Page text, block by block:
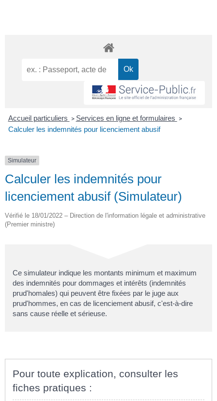
Accueil particuliers > Services en ligne et formulaires >
Calculer les indemnités pour licenciement abusif
Simulateur
Calculer les indemnités pour
licenciement abusif (Simulateur)
Vérifié le 18/01/2022 – Direction de l'information légale et administrative
(Premier ministre)
Ce simulateur indique les montants minimum et maximum
des indemnités pour dommages et intérêts (indemnités
prud'homales) qui peuvent être fixées par le juge aux
prud'hommes, en cas de licenciement abusif, c'est-à-dire
sans cause réelle et sérieuse.
Pour toute explication, consulter les
fiches pratiques :